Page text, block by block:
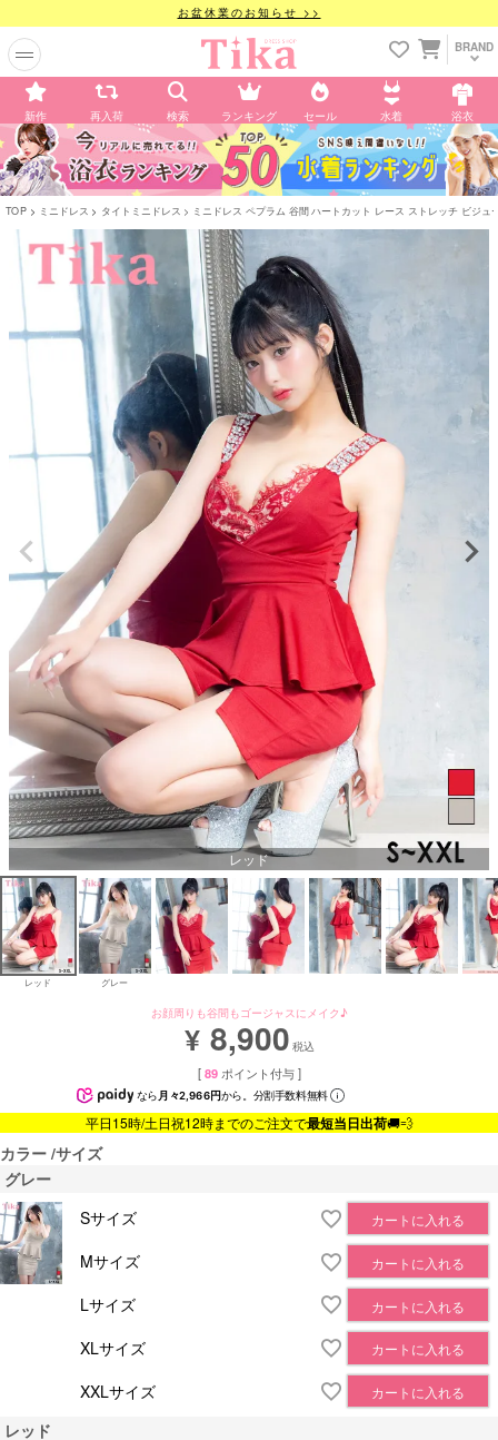
お盆休業のお知らせ >>
BRAND
新作 再入荷 検索 ランキング セール 水着 浴衣
TOP ミニドレス タイトミニドレス ミニドレス ペプラム 谷間 ハートカット レース ストレッチ ビジ
レッド
レッド グレー
お顔周りも谷間もゴージャスにメイク♪
¥ 8,900 税込
[ 89 ポイント付与 ]
なら月々2,966円から。分割手数料無料
平日15時/土日祝12時までのご注文で最短当日出荷🚚💨
カラー サイズ
グレー
Sサイズ
カートに入れる
Mサイズ カートに入れる
Lサイズ カートに入れる
XLサイズ カートに入れる
XXLサイズ カートに入れる
レッド